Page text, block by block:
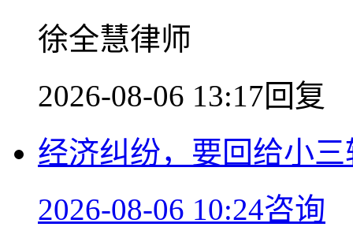
徐全慧律师
2026-08-06 13:17回复
经济纠纷，要回给小
2026-08-06 10:24咨询